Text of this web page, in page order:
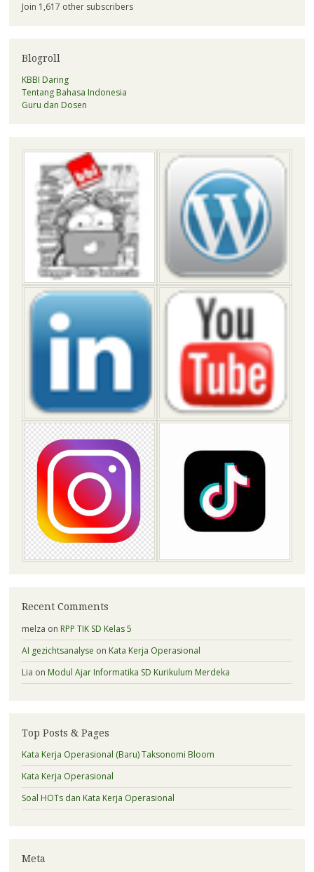
Join 1,617 other subscribers
Blogroll
KBBI Daring
Tentang Bahasa Indonesia
Guru dan Dosen
Recent Comments
melza on RPP TIK SD Kelas 5
AI gezichtsanalyse on Kata Kerja Operasional
Lia on Modul Ajar Informatika SD Kurikulum Merdeka
Top Posts & Pages
Kata Kerja Operasional (Baru) Taksonomi Bloom
Kata Kerja Operasional
Soal HOTs dan Kata Kerja Operasional
Meta